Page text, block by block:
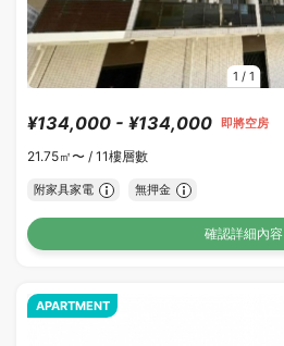
1 / 1
¥134,000 - ¥134,000 即將空房
21.75㎡〜 / 11樓層數
附家具家電 無押金
確認詳細內容
APARTMENT